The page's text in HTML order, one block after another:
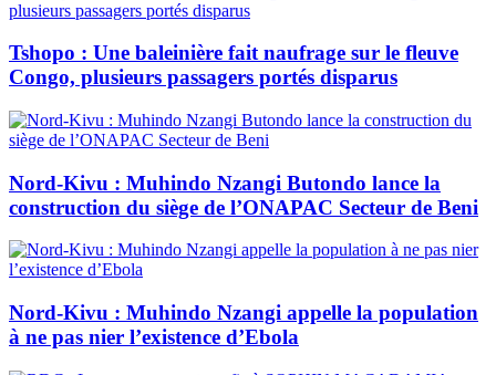
Tshopo : Une baleinière fait naufrage sur le fleuve
Congo, plusieurs passagers portés disparus
Nord-Kivu : Muhindo Nzangi Butondo lance la
construction du siège de l’ONAPAC Secteur de Beni
Nord-Kivu : Muhindo Nzangi appelle la population
à ne pas nier l’existence d’Ebola